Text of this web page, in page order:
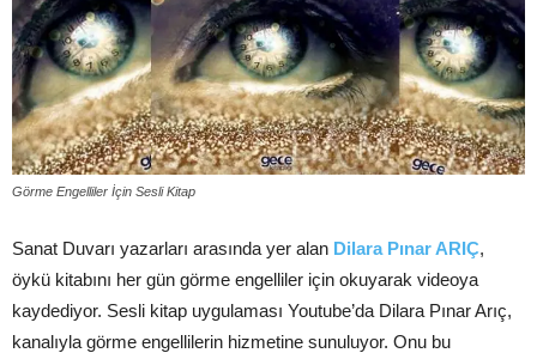
Görme Engelliler İçin Sesli Kitap
Sanat Duvarı yazarları arasında yer alan Dilara Pınar ARIÇ,
öykü kitabını her gün görme engelliler için okuyarak videoya
kaydediyor. Sesli kitap uygulaması Youtube’da Dilara Pınar Arıç,
kanalıyla görme engellilerin hizmetine sunuluyor. Onu bu